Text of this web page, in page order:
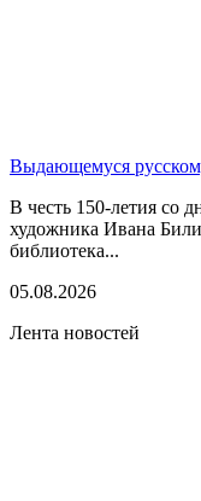
Выдающемуся
В честь 150-летия со
художника Ивана
библиотека...
05.08.2026
Лента новостей